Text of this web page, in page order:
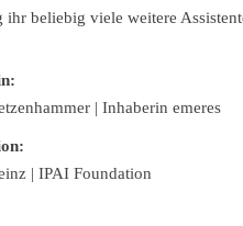
ihr beliebig viele weitere
| Inhaberin emeres
| IPAI Foundation